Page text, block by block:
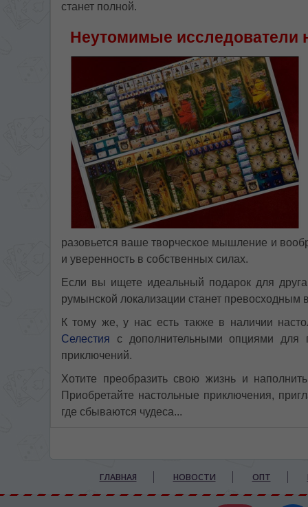
станет полной.
Неутомимые исследователи
разовьется ваше творческое мышление и
и уверенность в собственных силах.
Если вы ищете идеальный подарок для
румынской локализации станет превосходным
К тому же, у нас есть также в наличии
Селестия с дополнительными опциями
приключений.
Хотите преобразить свою жизнь и
Приобретайте настольные приключения,
где сбываются чудеса...
ГЛАВНАЯ НОВОСТИ ОПТ